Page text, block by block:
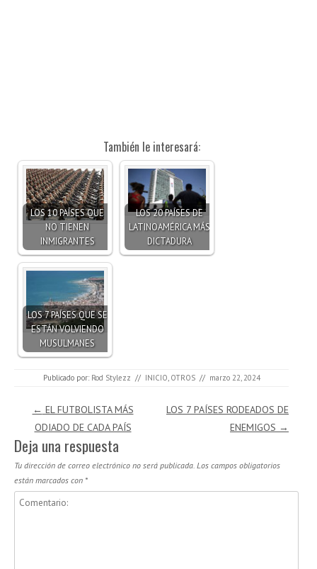
También le interesará:
LOS 10 PAÍSES QUE
NO TIENEN
INMIGRANTES
LOS 20 PAÍSES DE
LATINOAMÉRICA MÁS
DICTADURA
LOS 7 PAÍSES QUE SE
ESTÁN VOLVIENDO
MUSULMANES
Publicado por: Rod Stylezz // INICIO OTROS // marzo 22, 2024
Navegación de entradas
← EL FUTBOLISTA MÁS
ODIADO DE CADA PAÍS
LOS 7 PAÍSES RODEADOS DE
ENEMIGOS →
Deja una respuesta
Tu dirección de correo electrónico no será publicada. Los campos obligatorios
están marcados con *